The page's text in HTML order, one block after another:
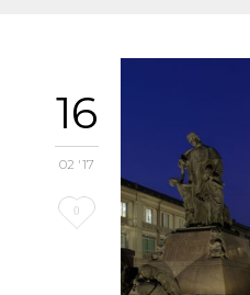
16
02 '17
Love
0